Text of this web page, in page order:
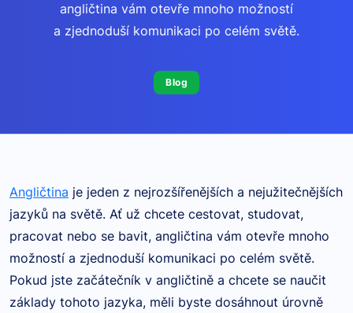
angličtina vám otevře mnoho možností
a zjednoduší komunikaci po celém světě.
Blog
Angličtina je jeden z nejrozšířenějších a nejužitečnějších
jazyků na světě. Ať už chcete cestovat, studovat,
pracovat nebo se bavit, angličtina vám otevře mnoho
možností a zjednoduší komunikaci po celém světě.
Pokud jste začátečník v angličtině a chcete se naučit
základy tohoto jazyka, měli byste dosáhnout úrovně